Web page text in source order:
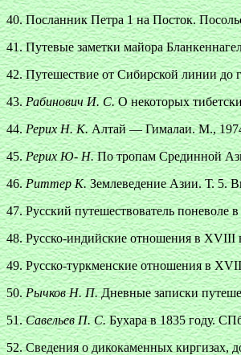
40. Посланник Петра 1 на Посток.
41. Путевые заметки майора
42. Путешествие от Сибирской линии до
43.Рабинович И. С.О некоторых
44.Рерих Н. К.Алтай — Гималаи. М.,
45.Рерих Ю- Н.По тропам Срединной
46.Риттер К.Землеведение Азии. Т.
47. Русский путешествователь
48. Русско-индийские отношения в
49. Русско-туркменские отношения в
50.Рычков Н. П.Дневные записки
51.Савельев П. С.Бухара в 1835 году.
52. Сведения о дикокаменных киргизах,